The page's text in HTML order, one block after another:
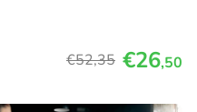
€52,35 €26,50